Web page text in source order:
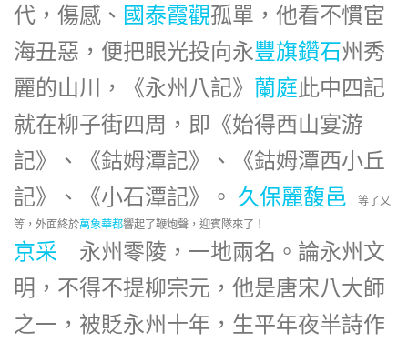
代，傷感、 國泰霞觀孤單，他看不慣宦
海丑惡，便把眼光投向永豐旗鑽石州秀
麗的山川，《永州八記》 蘭庭此中四記
就在柳子街四周，即《始得西山宴游
記》、《鈷姆潭記》、《鈷姆潭西小丘
記》、《小石潭記》。 久保麗馥邑
等了又
等，外面終於萬象華都響起了鞭炮聲，迎賓隊來了！
京采 永州零陵，一地兩名。論永州文
明，不得不提柳宗元，他是唐宋八大師
之一，被貶永州十年，生平年夜半詩作